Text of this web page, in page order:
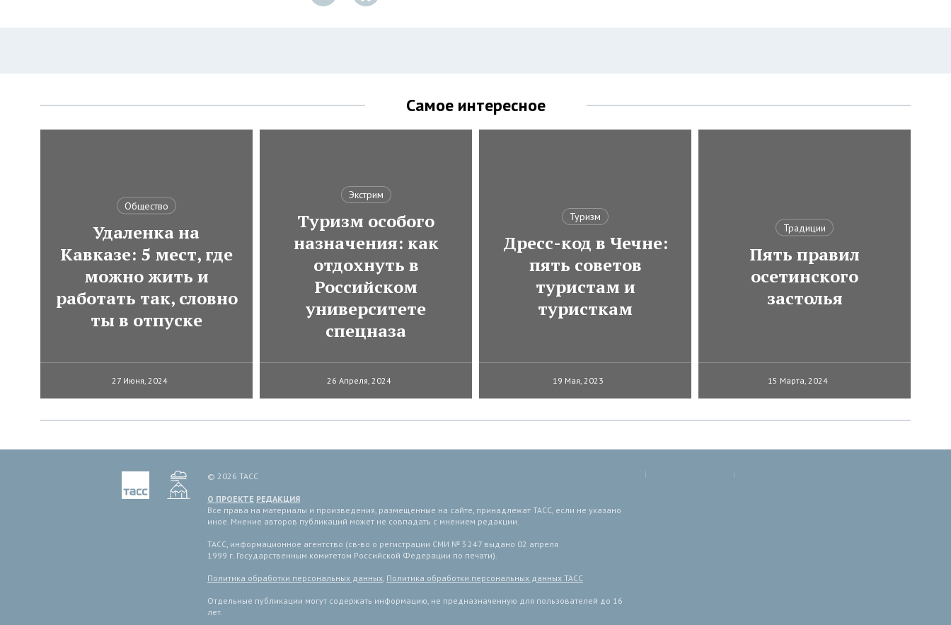
Самое интересное
Общество
Удаленка на
Кавказе: 5 мест, где
можно жить и
работать так, словно
ты в отпуске
27 Июня, 2024
Экстрим
Туризм особого
назначения: как
отдохнуть в
Российском
университете
спецназа
26 Апреля, 2024
Туризм
Дресс-код в Чечне:
пять советов
туристам и
туристкам
19 Мая, 2023
Традиции
Пять правил
осетинского
застолья
15 Марта, 2024
© 2026 ТАСС
О ПРОЕКТЕ РЕДАКЦИЯ
Все права на материалы и произведения, размещенные на сайте, принадлежат ТАСС, если не указано
иное. Мнение авторов публикаций может не совпадать с мнением редакции.
ТАСС, информационное агентство (св-во о регистрации СМИ № 3 247 выдано 02 апреля
1999 г. Государственным комитетом Российской Федерации по печати).
Политика обработки персональных данных, Политика обработки персональных данных ТАСС
Отдельные публикации могут содержать информацию, не предназначенную для пользователей до 16
лет.